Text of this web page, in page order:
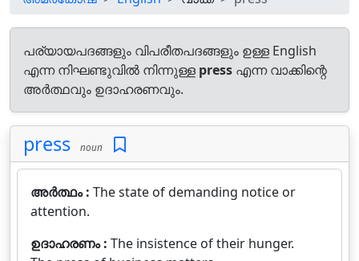
പര്യായപദങ്ങളും വിപരീതപദങ്ങളും ഉള്ള English
എന്ന നിഘണ്ടുവിൽ നിന്നുള്ള press എന്ന വാക്കിന്റെ
അർത്ഥവും ഉദാഹരണവും.
press noun
അർത്ഥം : The state of demanding notice or
attention.
ഉദാഹരണം : The insistence of their hunger.